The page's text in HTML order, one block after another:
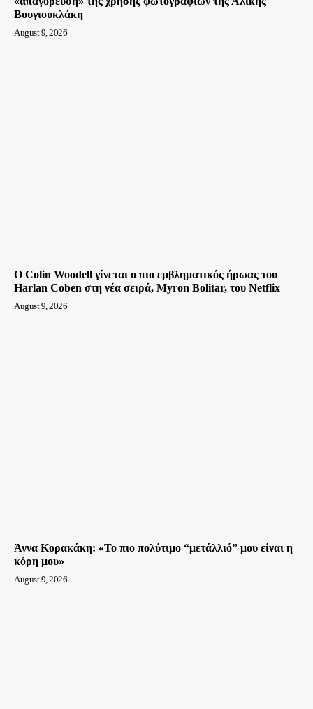
Βουγιουκλάκη
August 9, 2026
Ο Colin Woodell γίνεται ο πιο εμβληματικός ήρωας του
Harlan Coben στη νέα σειρά, Myron Bolitar, του Netflix
August 9, 2026
Άννα Κορακάκη: «Το πιο πολύτιμο “μετάλλιό” μου είναι η
κόρη μου»
August 9, 2026